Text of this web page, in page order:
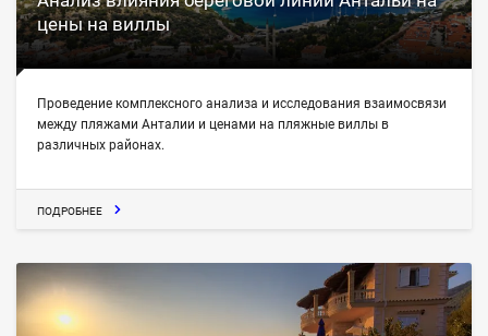
цены на виллы
Проведение комплексного анализа и исследования взаимосвязи
между пляжами Анталии и ценами на пляжные виллы в
различных районах.
ПОДРОБНЕЕ